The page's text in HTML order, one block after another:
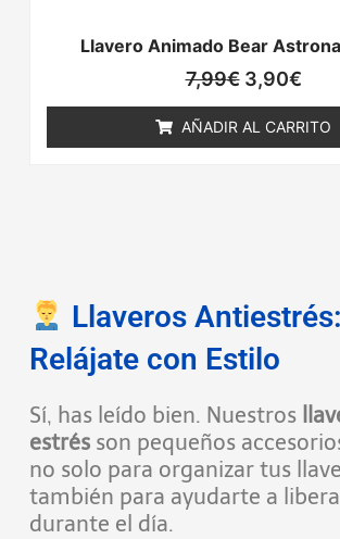
Llavero Animado Bear
7,99€ 3,90€
AÑADIR AL CARRITO
Llaveros Antiestrés:
Relájate con Estilo
Sí, has leído bien. Nuestros
estrés son pequeños
no solo para organizar tus
también para ayudarte a
durante el día.